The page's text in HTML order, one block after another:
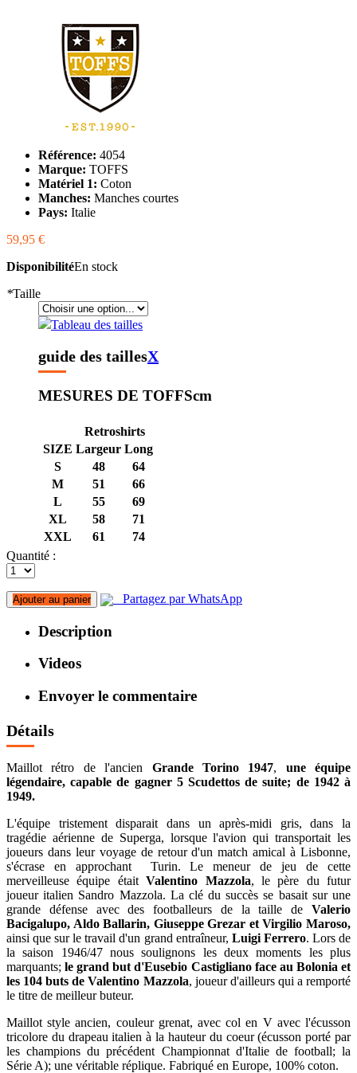
Référence: 4054
Marque: TOFFS
Matériel 1: Coton
Manches: Manches courtes
Pays: Italie
59,95 €
DisponibilitéEn stock
*Taille
Tableau des tailles
guide des taillesX
MESURES DE TOFFScm
Retroshirts
SIZE Largeur Long
S
48
64
M
51
66
L
55
69
XL
58
71
XXL
61
74
Quantité :
Ajouter au panier Partagez par WhatsApp
Description
Videos
Envoyer le commentaire
Détails
Maillot rétro de l'ancien Grande Torino 1947, une équipe
légendaire, capable de gagner 5 Scudettos de suite; de 1942 à
1949.
L'équipe tristement disparait dans un après-midi gris, dans la
tragédie aérienne de Superga, lorsque l'avion qui transportait les
joueurs dans leur voyage de retour d'un match amical à Lisbonne,
s'écrase en approchant Turin. Le meneur de jeu de cette
merveilleuse équipe étaitValentino Mazzola, le père du futur
joueur italien Sandro Mazzola. La clé du succès se basait sur une
grande défense avec des footballeurs de la taille de Valerio
Bacigalupo, Aldo Ballarin, Giuseppe Grezar et Virgilio Maroso,
ainsi que sur le travail d'un grand entraîneur, Luigi Ferrero. Lors de
la saison 1946/47 nous soulignons les deux moments les plus
marquants; le grand but d'Eusebio Castigliano face au Bolonia et
les 104 buts de Valentino Mazzola, joueur d'ailleurs qui a remporté
le titre de meilleur buteur.
Maillot style ancien, couleur grenat, avec col en V avec l'écusson
tricolore du drapeau italien à la hauteur du coeur (écusson porté par
les champions du précédent Championnat d'Italie de football; la
Série A); une véritable réplique. Fabriqué en Europe, 100% coton.